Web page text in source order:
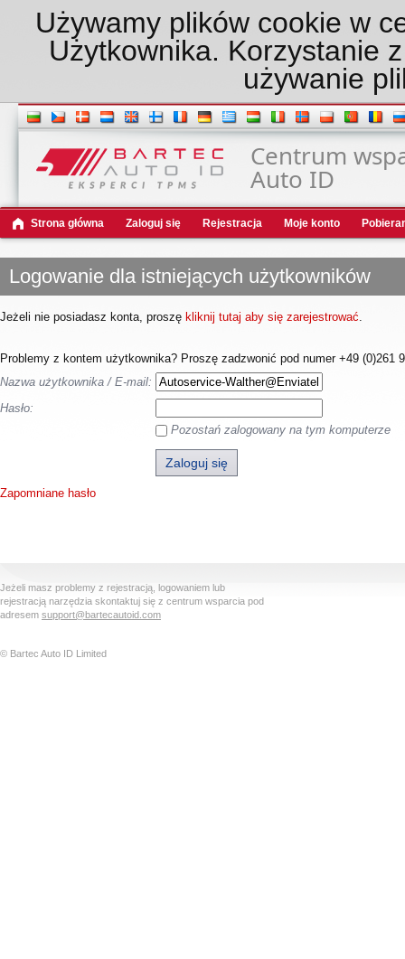
Używamy plików cookie w
Użytkownika. Korzystanie
używanie
Centrum
Auto ID
Strona główna Zaloguj się Rejestracja Moje konto
Logowanie dla istniejących użytkowników
Jeżeli nie posiadasz konta, proszę kliknij tutaj aby się zarejestrować.
Problemy z kontem użytkownika? Proszę zadzwonić pod numer +49 (0)261
Nazwa użytkownika / E-mail:
Hasło:
Pozostań zalogowany na tym komputerze
Zapomniane hasło
Jeżeli masz problemy z rejestracją, logowaniem lub
rejestracją narzędzia skontaktuj się z centrum wsparcia pod
adresem support@bartecautoid.com
© Bartec Auto ID Limited